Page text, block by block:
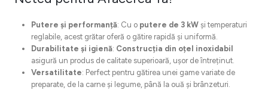
Putere și performanță: Cu o putere de 3 kWși temperaturi
reglabile, acest grătar oferă o gătire rapidă și uniformă.
Durabilitate și igienă: Construcția din oțel inoxidabil
asigură un produs de calitate superioară, ușor de întreținut.
Versatilitate: Perfect pentru gătirea unei game variate de
preparate, de la carne și legume, până la ouă și brânzeturi.